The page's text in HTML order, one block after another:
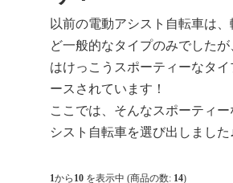
以前の電動アシスト自転車は
ど一般的なタイプのみでした
はけっこうスポーティーなタ
ースされています！
ここでは、そんなスポーティ
シスト自転車を選び出しました
1から 10 を表示中 (商品の数: 14)